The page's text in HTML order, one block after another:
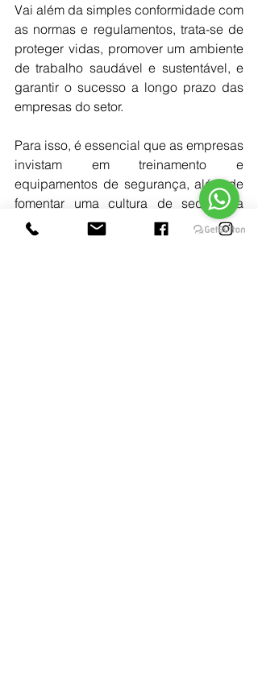
Vai além da simples conformidade com
as normas e regulamentos, trata-se de
proteger vidas, promover um ambiente
de trabalho saudável e sustentável, e
garantir o sucesso a longo prazo das
empresas do setor.
Para isso, é essencial que as empresas
invistam em treinamento e
equipamentos de segurança, além de
fomentar uma cultura de segurança
entre seus funcionários. A segurança